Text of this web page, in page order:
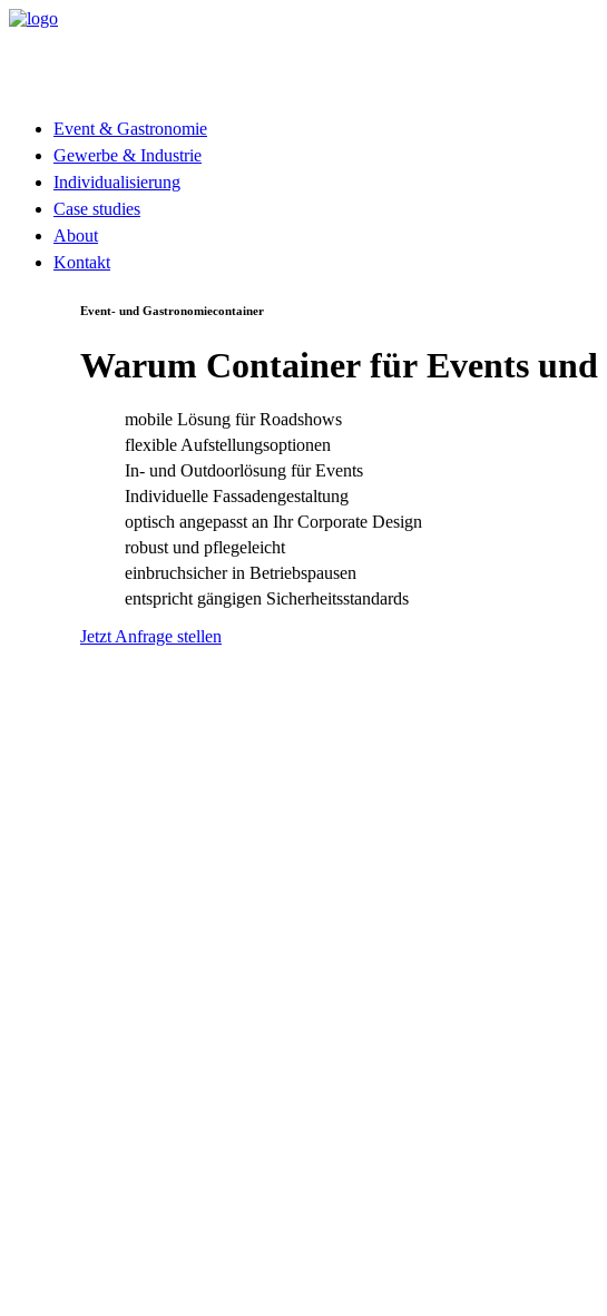
Event & Gastronomie
Gewerbe & Industrie
Individualisierung
Case studies
About
Kontakt
Event- und Gastronomiecontainer
Warum Container für Events und
mobile Lösung für Roadshows
flexible Aufstellungsoptionen
In- und Outdoorlösung für Events
Individuelle Fassadengestaltung
optisch angepasst an Ihr Corporate Design
robust und pflegeleicht
einbruchsicher in Betriebspausen
entspricht gängigen Sicherheitsstandards
Jetzt Anfrage stellen